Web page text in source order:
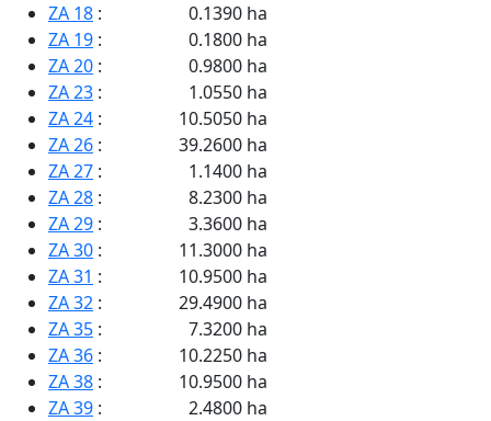
ZA 18 :
0.1390 ha
ZA 19 :
0.1800 ha
ZA 20 :
0.9800 ha
ZA 23 :
1.0550 ha
ZA 24 :
10.5050 ha
ZA 26 :
39.2600 ha
ZA 27 :
1.1400 ha
ZA 28 :
8.2300 ha
ZA 29 :
3.3600 ha
ZA 30 :
11.3000 ha
ZA 31 :
10.9500 ha
ZA 32 :
29.4900 ha
ZA 35 :
7.3200 ha
ZA 36 :
10.2250 ha
ZA 38 :
10.9500 ha
ZA 39 :
2.4800 ha